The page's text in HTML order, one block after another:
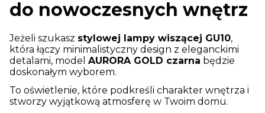
do nowoczesnych wnętrz
Jeżeli szukasz stylowej lampy wiszącej GU10,
która łączy minimalistyczny design z eleganckimi
detalami, model AURORA GOLD czarna będzie
doskonałym wyborem.
To oświetlenie, które podkreśli charakter wnętrza i
stworzy wyjątkową atmosferę w Twoim domu.